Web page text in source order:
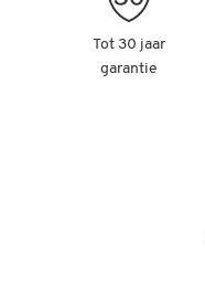
Tot 30 jaar
garantie